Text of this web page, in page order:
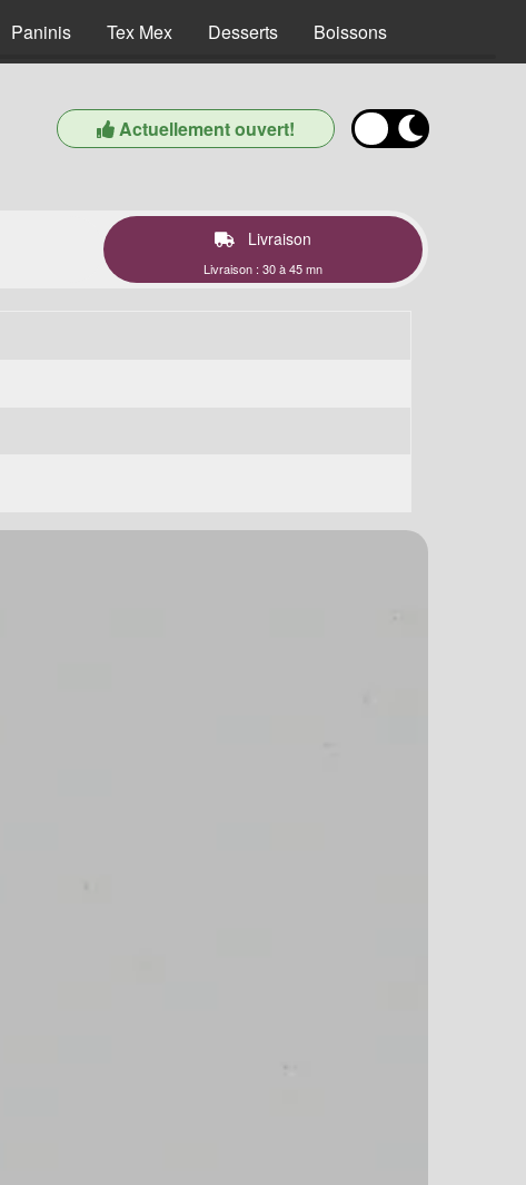
Paninis Tex Mex Desserts Boissons
Actuellement ouvert!
Livraison
Livraison : 30 à 45 mn